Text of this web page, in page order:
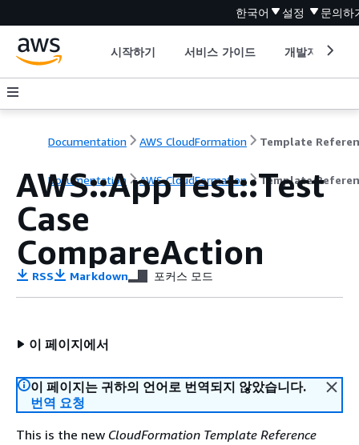
한국어 설정 문의하
시작하기 서비스 가이드 개발자 도구
Documentation AWS CloudFormation Template
Documentation AWS CloudFormation Template
AWS::AppTest::Test
Case
CompareAction
RSS Markdown 포커스 모드
이 페이지에서
이 페이지는 귀하의 언어로 번역되지 않았습니다.
번역 요청
This is the new CloudFormation Template Reference